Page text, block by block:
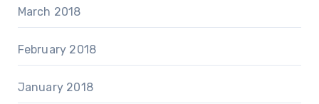
March 2018
February 2018
January 2018